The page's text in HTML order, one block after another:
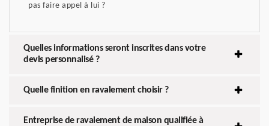
pas faire appel à lui ?
Quelles informations seront inscrites dans votre
devis personnalisé ?
Quelle finition en ravalement choisir ?
Entreprise de ravalement de maison qualifiée à